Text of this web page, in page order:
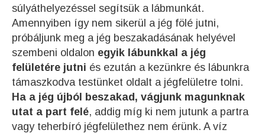
súlyáthelyezéssel segítsük a lábmunkát.
Amennyiben így nem sikerül a jég fölé jutni,
próbáljunk meg a jég beszakadásának helyével
szembeni oldalon egyik lábunkkal a jég
felületére jutni és ezután a kezünkre és lábunkra
támaszkodva testünket oldalt a jégfelületre tolni.
Ha a jég újból beszakad, vágjunk magunknak
utat a part felé, addig míg ki nem jutunk a partra
vagy teherbíró jégfelülethez nem érünk. A víz